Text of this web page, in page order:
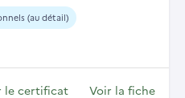
(au détail)
le certificat Voir la fiche